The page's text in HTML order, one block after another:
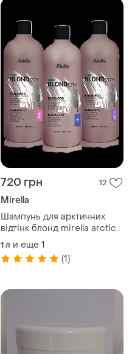
720 грн 12
Mirella
Шампунь для арктичних
відтінк блонд mirella arctic
your blondesty
1 л и еще 1
(1)